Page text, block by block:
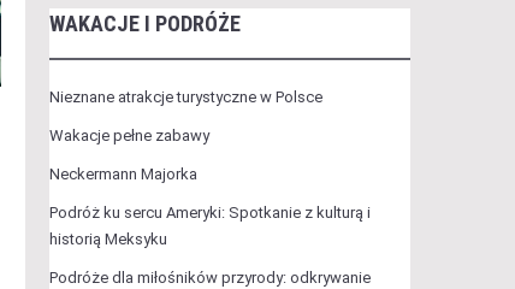
WAKACJE I PODRÓŻE
Nieznane atrakcje turystyczne w Polsce
Wakacje pełne zabawy
Neckermann Majorka
Podróż ku sercu Ameryki: Spotkanie z kulturą i
historią Meksyku
Podróże dla miłośników przyrody: odkrywanie